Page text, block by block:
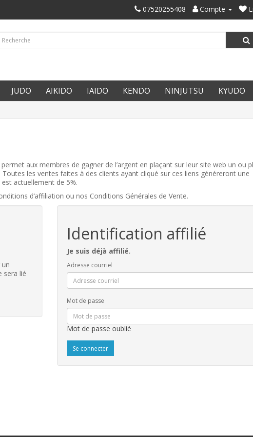
07520255408 Compte
JUDO AIKIDO IAIDO KENDO NINJUTSU KYUDO
aux membres de gagner de l’argent en plaçant sur leur site web un ou
les ventes faites à des clients ayant cliqué sur ces liens généreront une
actuellement de 5%.
d’affiliation ou nos Conditions Générales de Vente.
sera lié
Identification affilié
Je suis déjà affilié.
Adresse courriel
Mot de passe
Mot de passe oublié